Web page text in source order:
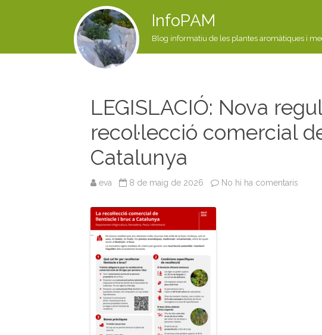
InfoPAM
Blog informatiu de les plantes aromàtiques i
LEGISLACIÓ: Nova
recol·lecció comercial
Catalunya
eva 8 de maig de 2026 No hi ha comentaris